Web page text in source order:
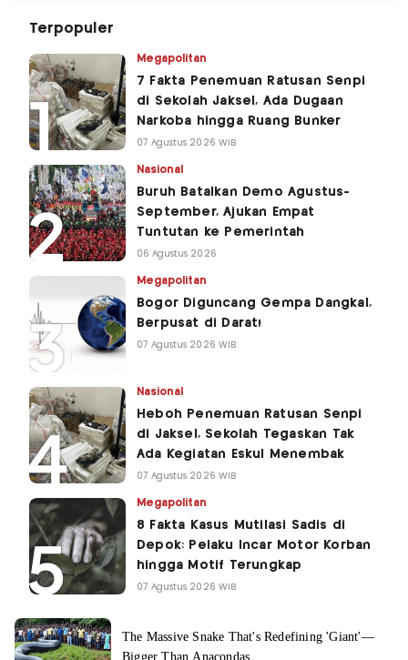
Terpopuler
Megapolitan
7 Fakta Penemuan Ratusan Senpi
di Sekolah Jaksel, Ada Dugaan
Narkoba hingga Ruang Bunker
07 Agustus 2026 WIB
Nasional
Buruh Batalkan Demo Agustus-
September, Ajukan Empat
Tuntutan ke Pemerintah
06 Agustus 2026
Megapolitan
Bogor Diguncang Gempa Dangkal,
Berpusat di Darat!
07 Agustus 2026 WIB
Nasional
Heboh Penemuan Ratusan Senpi
di Jaksel, Sekolah Tegaskan Tak
Ada Kegiatan Eskul Menembak
07 Agustus 2026 WIB
Megapolitan
8 Fakta Kasus Mutilasi Sadis di
Depok: Pelaku Incar Motor Korban
hingga Motif Terungkap
07 Agustus 2026 WIB